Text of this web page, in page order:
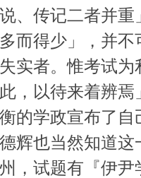
、传记二者并
而得少」，并
实者。惟考试
，以待来着辨
的学政宣布了
辉也当然知道
，试题有『伊